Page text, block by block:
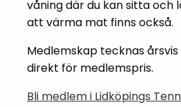
våning där du kan sitta och
att värma mat finns också.
Medlemskap tecknas
direkt för medlemspris.
Bli medlem i Lidköpings